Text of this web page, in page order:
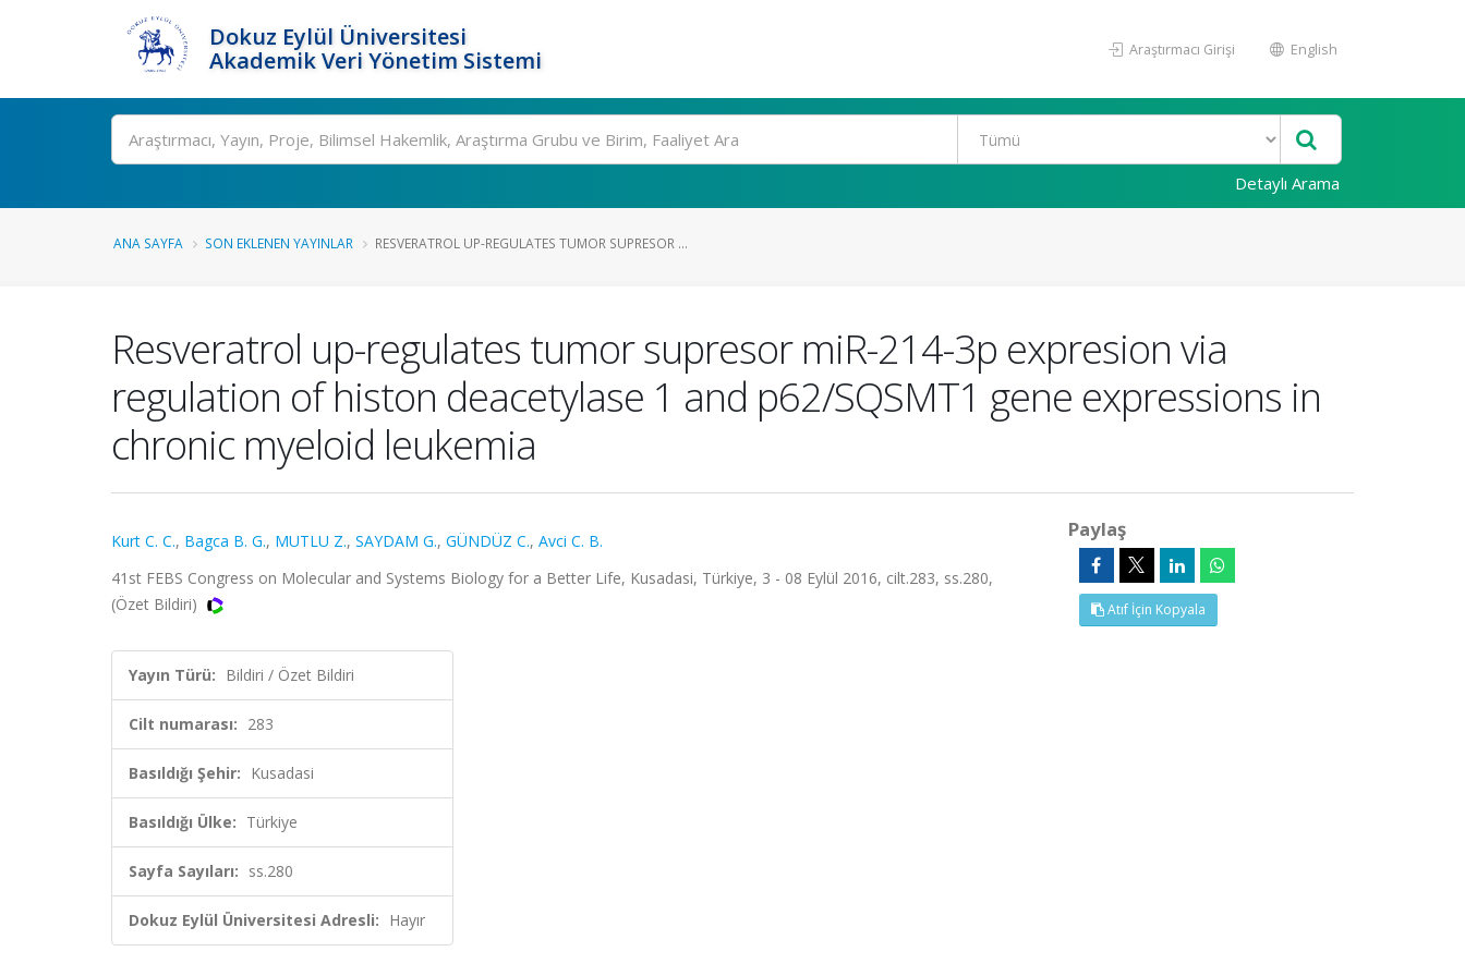
Dokuz Eylül Üniversitesi
Akademik Veri Yönetim Sistemi
Araştırmacı Girişi English
Ara
Detaylı Arama
ANA SAYFA SON EKLENEN YAYINLAR RESVERATROL UP-REGULATES TUMOR SUPRESOR ...
Resveratrol up-regulates tumor supresor miR-214-3p expresion via
regulation of histon deacetylase 1 and p62/SQSMT1 gene expressions in
chronic myeloid leukemia
Kurt C. C., Bagca B. G., MUTLU Z., SAYDAM G., GÜNDÜZ C., Avci C. B.
41st FEBS Congress on Molecular and Systems Biology for a Better Life, Kusadasi, Türkiye, 3 - 08 Eylül 2016, cilt.283, ss.280,
(Özet Bildiri)
Yayın Türü: Bildiri / Özet Bildiri
Cilt numarası: 283
Basıldığı Şehir: Kusadasi
Basıldığı Ülke: Türkiye
Sayfa Sayıları: ss.280
Dokuz Eylül Üniversitesi Adresli: Hayır
Paylaş
Atıf İçin Kopyala